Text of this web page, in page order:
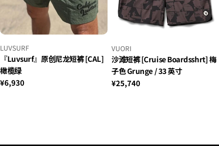
小
贩：
LUVSURF
『Luvsurf』原创尼龙短裤 [CAL]
橄榄绿
正
¥6,930
小
贩：
VUORI
沙滩短裤 [Cruise Boardsshrt] 梅
子色 Grunge / 33 英寸
正
¥25,740